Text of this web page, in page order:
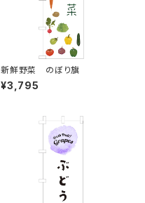
新鮮野菜 のぼり旗
¥3,795